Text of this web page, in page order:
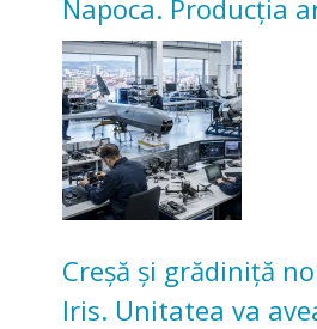
Napoca. Producția
înceapă în toamna
Creșă și grădiniță
Iris. Unitatea va